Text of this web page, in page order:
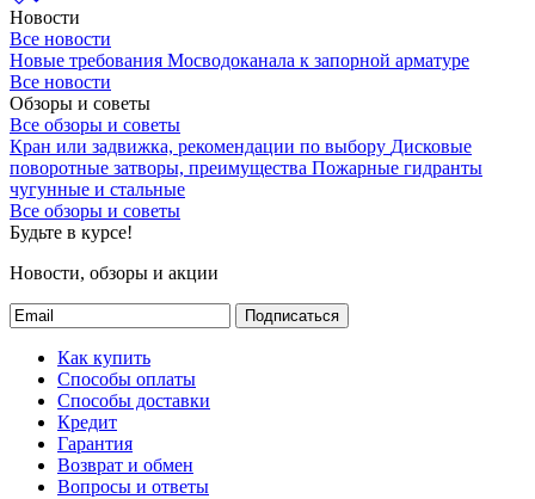
Новости
Все новости
Новые требования Мосводоканала к запорной арматуре
Все новости
Обзоры и советы
Все обзоры и советы
Кран или задвижка, рекомендации по выбору Дисковые
поворотные затворы, преимущества Пожарные гидранты
чугунные и стальные
Все обзоры и советы
Будьте в курсе!
Новости, обзоры и акции
Подписаться
Как купить
Способы оплаты
Способы доставки
Кредит
Гарантия
Возврат и обмен
Вопросы и ответы